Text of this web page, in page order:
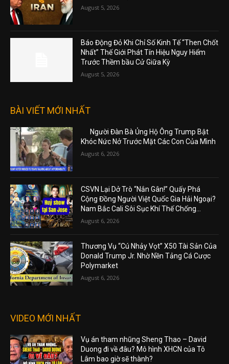
August 5, 2026
Báo Động Đỏ Khi Chỉ Số Kinh Tế “Then Chốt
Nhất” Thế Giới Phát Tín Hiệu Nguy Hiểm
Trước Thềm bầu Cử Giữa Kỳ
August 5, 2026
BÀI VIẾT MỚI NHẤT
Người Đàn Bà Ủng Hộ Ông Trump Bật
Khóc Nức Nở Trước Mặt Các Con Của Mình
August 6, 2026
CSVN Lại Dở Trò “Nắn Gân!” Quấy Phá
Cộng Đồng Người Việt Quốc Gia Hải Ngoại?
Nam Bắc Cali Sôi Sục Khí Thế Chống...
August 6, 2026
Thương Vụ “Cú Nhảy Vọt” X50 Tài Sản Của
Donald Trump Jr. Nhờ Nền Tảng Cá Cược
Polymarket
August 6, 2026
VIDEO MỚI NHẤT
Vụ án tham nhũng Sheng Thao – David
Duong đi về đâu? Mô hình XHCN của Tô
Lâm bao giờ sẽ thành?